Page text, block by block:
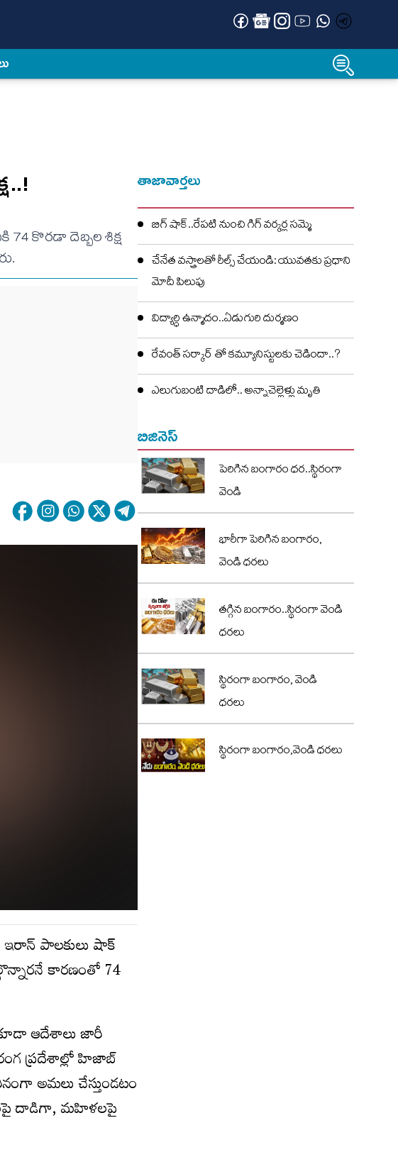
కొరడా దెబ్బల శిక్ష
ఇరాన్ పాలకులు షాక్
కారణంతో 74
కూడా ఆదేశాలు జారీ
ప్రదేశాల్లో హిజాబ్
అమలు చేస్తుండటం
దాడిగా, మహిళలపై
తాజావార్తలు
బిగ్ షాక్..రేపటి నుంచి గిగ్ వర్కర్ల సమ్మె
చేనేత వస్త్రాలతో రీల్స్ చేయండి: యువతకు ప్రధాని
మోదీ పిలుపు
విద్యార్ధి ఉన్మాదం..ఏడుగురి దుర్మణం
రేవంత్ సర్కార్ తో కమ్యూనిస్టులకు చెడిందా..?
ఎలుగుబంటి దాడిలో.. అన్నాచెల్లెళ్లు మృతి
బిజినెస్
పెరిగిన బంగారం ధర..స్థిరంగా
వెండి
భారీగా పెరిగిన బంగారం,
వెండి ధరలు
తగ్గిన బంగారం..స్థిరంగా వెండి
ధరలు
స్థిరంగా బంగారం, వెండి
ధరలు
స్థిరంగా బంగారం,వెండి ధరలు